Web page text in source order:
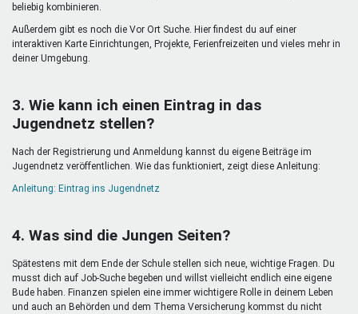
beliebig kombinieren.
Außerdem gibt es noch die Vor Ort Suche. Hier findest du auf einer
interaktiven Karte Einrichtungen, Projekte, Ferienfreizeiten und vieles mehr in
deiner Umgebung.
3. Wie kann ich einen Eintrag in das
Jugendnetz stellen?
Nach der Registrierung und Anmeldung kannst du eigene Beiträge im
Jugendnetz veröffentlichen. Wie das funktioniert, zeigt diese Anleitung:
Anleitung: Eintrag ins Jugendnetz
4. Was sind die Jungen Seiten?
Spätestens mit dem Ende der Schule stellen sich neue, wichtige Fragen. Du
musst dich auf Job-Suche begeben und willst vielleicht endlich eine eigene
Bude haben. Finanzen spielen eine immer wichtigere Rolle in deinem Leben
und auch an Behörden und dem Thema Versicherung kommst du nicht